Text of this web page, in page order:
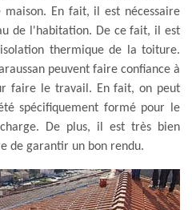
En fait, il est nécessaire
de l'habitation. De ce fait, il est
thermique de la toiture.
peuvent faire confiance à
faire le travail. En fait, on peut
spécifiquement formé pour le
De plus, il est très bien
de garantir un bon rendu.